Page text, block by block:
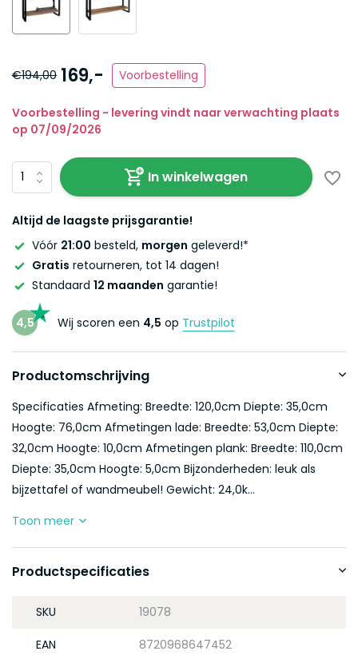
€194,00 169,- Voorbestelling
Voorbestelling - levering vindt naar verwachting plaats
op 07/09/2026
In winkelwagen
Altijd de laagste prijsgarantie!
Vóór 21:00 besteld, morgen geleverd!*
Gratis retourneren, tot 14 dagen!
Standaard 12 maanden garantie!
4,5 Wij scoren een 4,5 op Trustpilot
Productomschrijving
Specificaties Afmeting: Breedte: 120,0cm Diepte: 35,0cm
Hoogte: 76,0cm Afmetingen lade: Breedte: 53,0cm Diepte:
32,0cm Hoogte: 10,0cm Afmetingen plank: Breedte: 110,0cm
Diepte: 35,0cm Hoogte: 5,0cm Bijzonderheden: leuk als
bijzettafel of wandmeubel! Gewicht: 24,0k...
Toon meer
Productspecificaties
SKU 19078
EAN 8720968647452